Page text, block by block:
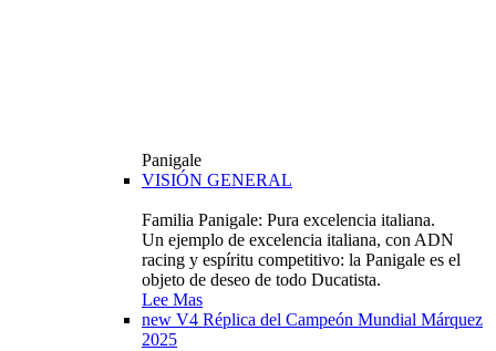
Panigale
VISIÓN GENERAL
Familia Panigale: Pura excelencia italiana.
Un ejemplo de excelencia italiana, con ADN
racing y espíritu competitivo: la Panigale es el
objeto de deseo de todo Ducatista.
Lee Mas
new V4 Réplica del Campeón Mundial Márquez
2025